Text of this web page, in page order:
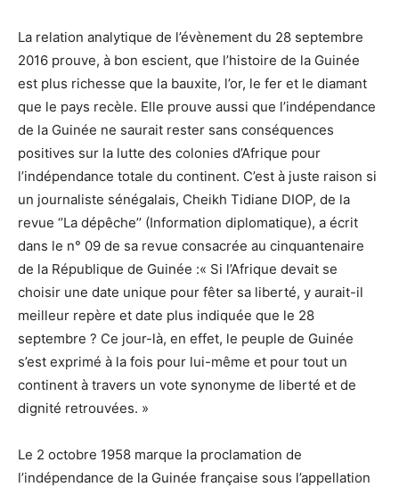
La relation analytique de l’évènement du 28 septembre
2016 prouve, à bon escient, que l’histoire de la Guinée
est plus richesse que la bauxite, l’or, le fer et le diamant
que le pays recèle. Elle prouve aussi que l’indépendance
de la Guinée ne saurait rester sans conséquences
positives sur la lutte des colonies d’Afrique pour
l’indépendance totale du continent. C’est à juste raison si
un journaliste sénégalais, Cheikh Tidiane DIOP, de la
revue ‘’La dépêche’’ (Information diplomatique), a écrit
dans le n° 09 de sa revue consacrée au cinquantenaire
de la République de Guinée :« Si l’Afrique devait se
choisir une date unique pour fêter sa liberté, y aurait-il
meilleur repère et date plus indiquée que le 28
septembre ? Ce jour-là, en effet, le peuple de Guinée
s’est exprimé à la fois pour lui-même et pour tout un
continent à travers un vote synonyme de liberté et de
dignité retrouvées. »
Le 2 octobre 1958 marque la proclamation de
l’indépendance de la Guinée française sous l’appellation